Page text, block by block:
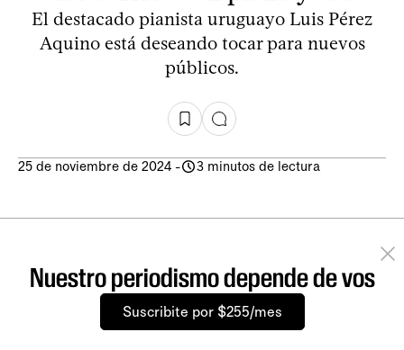
El destacado pianista uruguayo Luis Pérez
Aquino está deseando tocar para nuevos
públicos.
25 de noviembre de 2024 - 3 minutos de lectura
Nuestro periodismo depende de vos
Suscribite por $255/mes